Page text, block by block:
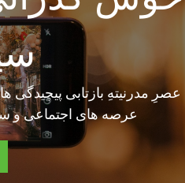
عصرِ مدرنیتهِ بازتابی پیچیدگی
عرصه های اجتماعی و